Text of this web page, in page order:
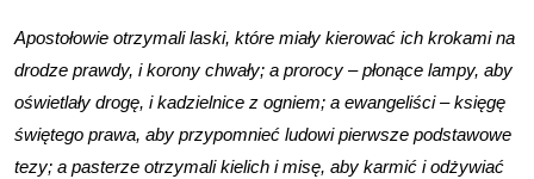
Apostołowie otrzymali laski, które miały kierować ich krokami na
drodze prawdy, i korony chwały; a prorocy – płonące lampy, aby
oświetlały drogę, i kadzielnice z ogniem; a ewangeliści – księgę
świętego prawa, aby przypomnieć ludowi pierwsze podstawowe
tezy; a pasterze otrzymali kielich i misę, aby karmić i odżywiać